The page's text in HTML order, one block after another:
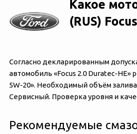
Какое
(RUS)
Согласно декларированным
автомобиль «‎‎Focus 2.0 Duratec-HE»
5W-20». Необходимый объём
Сервисный. Проверка уровня и
Рекомендуемые